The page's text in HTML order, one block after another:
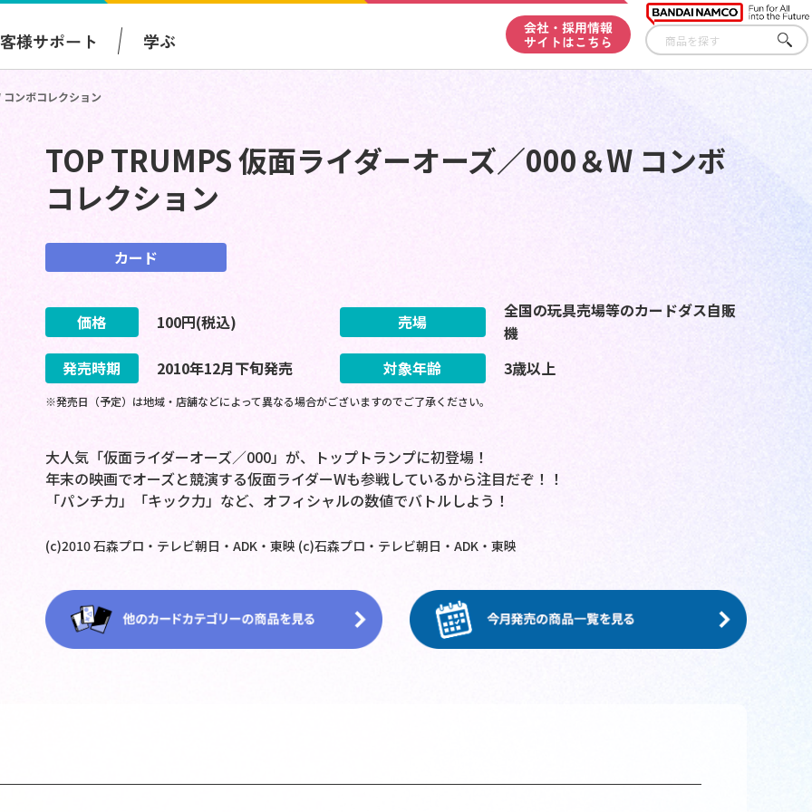
様サポート 学ぶ
会社・採用情報
サイトはこちら
さが
す
ンボコレクション
TOP TRUMPS 仮面ライダーオーズ／000＆W コンボ
コレクション
カード
価格 100円(税込) 売場
全国の玩具売場等のカードダス自販
機
発売時期
2010年12月下旬発売 対象年齢 3歳以上
※発売日（予定）は地域・店舗などによって異なる場合がございますのでご了承ください。
大人気「仮面ライダーオーズ／000」が、トップトランプに初登場！
年末の映画でオーズと競演する仮面ライダーWも参戦しているから注目だぞ！！
「パンチ力」「キック力」など、オフィシャルの数値でバトルしよう！
(c)2010 石森プロ・テレビ朝日・ADK・東映 (c)石森プロ・テレビ朝日・ADK・東映